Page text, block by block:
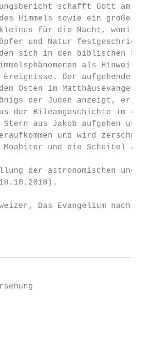
schafft Gott am
Himmels sowie ein großes
für die Nacht, womit
und Natur
sich in den biblischen
als Hinweise
Der aufgehende
Osten im
der Juden anzeigt,
der Bileamgeschichte im 4.
aus Jakob aufgehen und
und wird
Moabiter und die Scheitel
der astronomischen und
Das Evangelium nach